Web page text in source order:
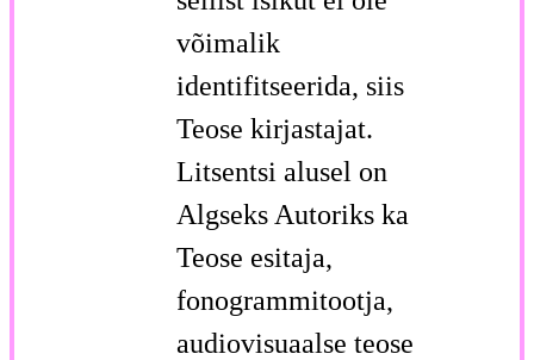
võimalik
identifitseerida, siis
Teose kirjastajat.
Litsentsi alusel on
Algseks Autoriks ka
Teose esitaja,
fonogrammitootja,
audiovisuaalse teose